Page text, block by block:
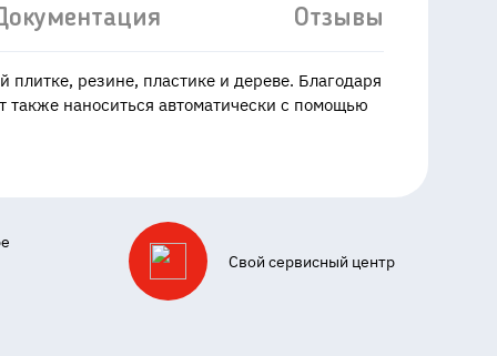
Отзывы
резине, пластике и дереве. Благодаря
наноситься автоматически с помощью
Свой сервисный центр